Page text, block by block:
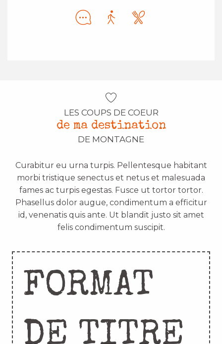
LES COUPS DE COEUR
de ma destination
DE MONTAGNE
Curabitur eu urna turpis. Pellentesque habitant
morbi tristique senectus et netus et malesuada
fames ac turpis egestas. Fusce ut tortor tortor.
Phasellus dolor augue, condimentum a efficitur
id, venenatis quis ante. Ut blandit justo sit amet
felis condimentum suscipit.
FORMAT
DE TITRE